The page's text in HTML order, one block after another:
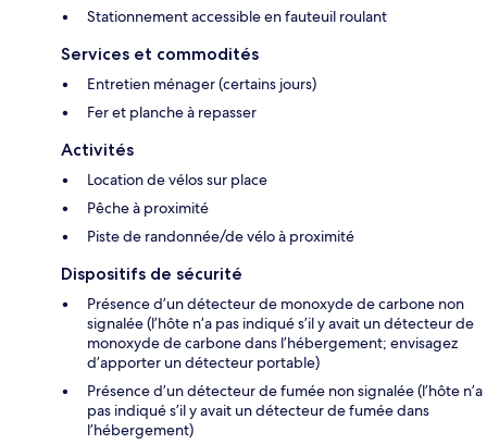
Stationnement accessible en fauteuil roulant
Services et commodités
Entretien ménager (certains jours)
Fer et planche à repasser
Activités
Location de vélos sur place
Pêche à proximité
Piste de randonnée/de vélo à proximité
Dispositifs de sécurité
Présence d’un détecteur de monoxyde de carbone non
signalée (l’hôte n’a pas indiqué s’il y avait un détecteur de
monoxyde de carbone dans l’hébergement; envisagez
d’apporter un détecteur portable)
Présence d’un détecteur de fumée non signalée (l’hôte n’a
pas indiqué s’il y avait un détecteur de fumée dans
l’hébergement)